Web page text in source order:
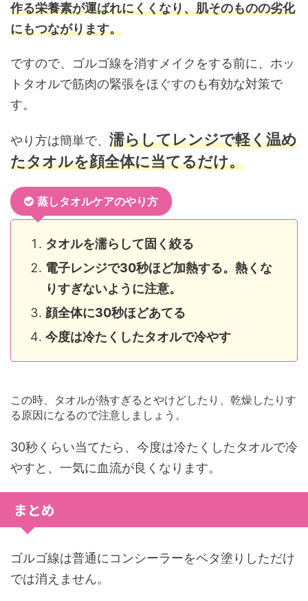
作る栄養素が運ばれにくくなり、肌そのものの劣化
にもつながります。
ですので、ゴルゴ線を消すメイクをする前に、ホッ
トタオルで筋肉の緊張をほぐすのも有効な対策で
す。
やり方は簡単で、 濡らしてレンジで軽く温め
たタオルを顔全体に当てるだけ。
蒸しタオルケアのやり方
タオルを濡らして固く絞る
電子レンジで30秒ほど加熱する。熱くな
りすぎないように注意。
顔全体に30秒ほどあてる
今度は冷たくしたタオルで冷やす
この時、タオルが熱すぎるとやけどしたり、乾燥したりす
る原因になるので注意しましょう。
30秒くらい当てたら、今度は冷たくしたタオルで冷
やすと、一気に血流が良くなります。
まとめ
ゴルゴ線は普通にコンシーラーをベタ塗りしただけ
では消えません。